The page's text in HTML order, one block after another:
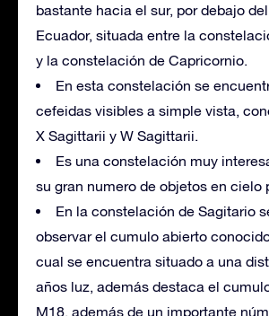
bastante hacia el sur, por debajo
Ecuador, situada entre la
y la constelación de Capricornio.
En esta constelación se
cefeidas visibles a simple vista,
X Sagittarii y W Sagittarii.
Es una constelación muy
su gran numero de objetos en cielo
En la constelación de Sagitario
observar el cumulo abierto
cual se encuentra situado a una
años luz, además destaca el
M18, además de un importante